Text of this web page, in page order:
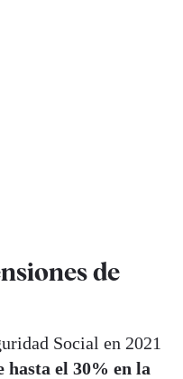
de
Social en 2021
hasta el 30% en la